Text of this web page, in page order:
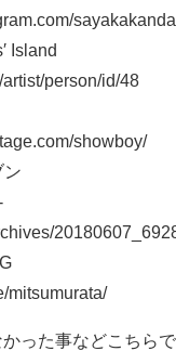
Island
person/id/48
showboy/
ン
mitsumurata/
った事などこちら